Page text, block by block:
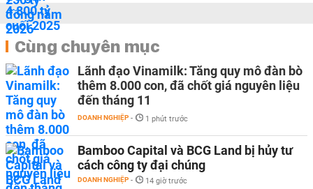
Cùng chuyên mục
Lãnh đạo Vinamilk: Tăng quy mô đàn bò
thêm 8.000 con, đã chốt giá nguyên liệu
đến tháng 11
DOANH NGHIỆP - 1 phút trước
Bamboo Capital và BCG Land bị hủy tư
cách công ty đại chúng
DOANH NGHIỆP - 14 giờ trước